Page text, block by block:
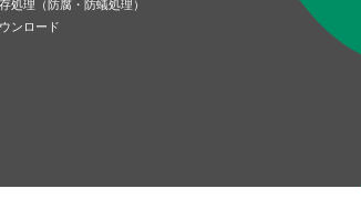
処理（防腐・防蟻処理）
ンロード